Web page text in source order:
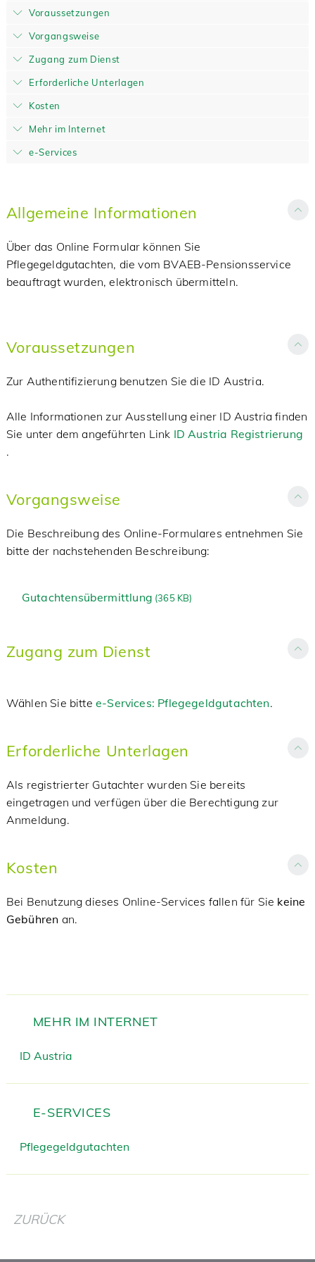
Voraussetzungen
Vorgangsweise
Zugang zum Dienst
Erforderliche Unterlagen
Kosten
Mehr im Internet
e-Services
Allgemeine Informationen
Über das Online Formular können Sie
Pflegegeldgutachten, die vom BVAEB-Pensionsservice
beauftragt wurden, elektronisch übermitteln.
Voraussetzungen
Zur Authentifizierung benutzen Sie die ID Austria.
Alle Informationen zur Ausstellung einer ID Austria finden
Sie unter dem angeführten Link ID Austria Registrierung
.
Vorgangsweise
Die Beschreibung des Online-Formulares entnehmen Sie
bitte der nachstehenden Beschreibung:
Gutachtensübermittlung (365 KB)
Zugang zum Dienst
Wählen Sie bittee-Services: Pflegegeldgutachten.
Erforderliche Unterlagen
Als registrierter Gutachter wurden Sie bereits
eingetragen und verfügen über die Berechtigung zur
Anmeldung.
Kosten
Bei Benutzung dieses Online-Services fallen für Sie keine
Gebühren an.
MEHR IM INTERNET